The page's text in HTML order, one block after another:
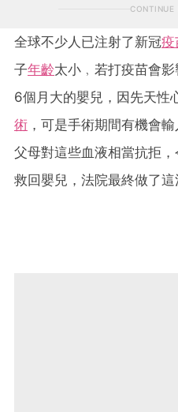
CONTINUE
全球不少人已注射了新冠疫
子年齡太小﹐若打疫苗會
6個月大的嬰兒，因先天性
術 ，可是手術期間有機會
父母對這些血液相當抗拒
救回嬰兒，法院最終做了這